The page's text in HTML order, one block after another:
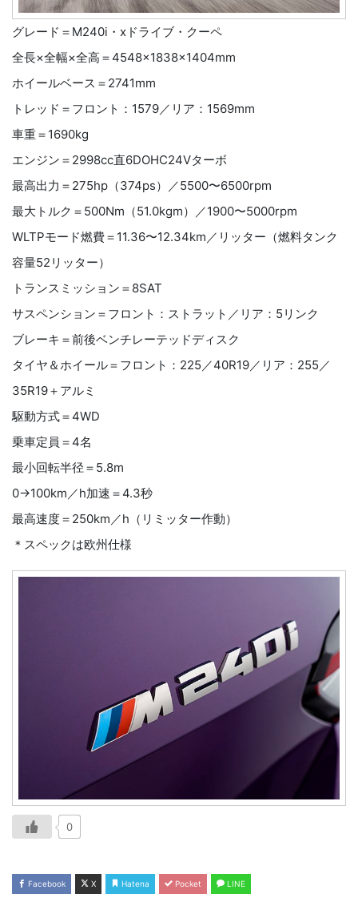
グレード＝M240i・xドライブ・クーペ
全長×全幅×全高＝4548×1838×1404mm
ホイールベース＝2741mm
トレッド＝フロント：1579／リア：1569mm
車重＝1690kg
エンジン＝2998cc直6DOHC24Vターボ
最高出力＝275hp（374ps）／5500〜6500rpm
最大トルク＝500Nm（51.0kgm）／1900〜5000rpm
WLTPモード燃費＝11.36〜12.34km／リッター（燃料タンク
容量52リッター）
トランスミッション＝8SAT
サスペンション＝フロント：ストラット／リア：5リンク
ブレーキ＝前後ベンチレーテッドディスク
タイヤ＆ホイール＝フロント：225／40R19／リア：255／
35R19＋アルミ
駆動方式＝4WD
乗車定員＝4名
最小回転半径＝5.8m
0→100km／h加速＝4.3秒
最高速度＝250km／h（リミッター作動）
＊スペックは欧州仕様
0
Facebook X Hatena Pocket LINE